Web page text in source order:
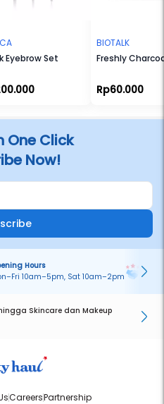
Eyebrow Set
BIOTALK
Freshly
Rp60.000
One Click
Now!
Hours
10am–5pm, Sat 10am–2pm
Skincare dan Makeup
CareersPartnership